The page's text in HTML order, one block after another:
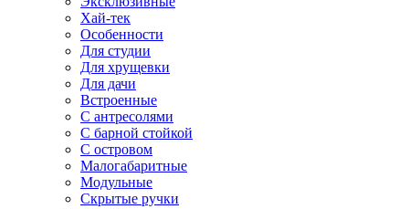
Хай-тек
Особенности
Для студии
Для хрущевки
Для дачи
Встроенные
С антресолями
С барной стойкой
С островом
Малогабаритные
Модульные
Скрытые ручки